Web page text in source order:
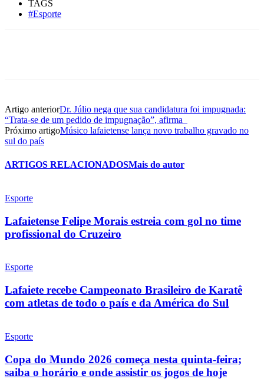
TAGS
#Esporte
Artigo anteriorDr. Júlio nega que sua candidatura foi impugnada:
“Trata-se de um pedido de impugnação”, afirma
Próximo artigoMúsico lafaietense lança novo trabalho gravado no
sul do país
ARTIGOS RELACIONADOSMais do autor
Esporte
Lafaietense Felipe Morais estreia com gol no time
profissional do Cruzeiro
Esporte
Lafaiete recebe Campeonato Brasileiro de Karatê
com atletas de todo o país e da América do Sul
Esporte
Copa do Mundo 2026 começa nesta quinta-feira;
saiba o horário e onde assistir os jogos de hoje